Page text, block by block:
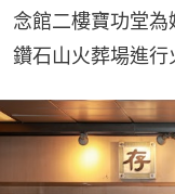
念館二樓寶功堂
鑽石山火葬場進行